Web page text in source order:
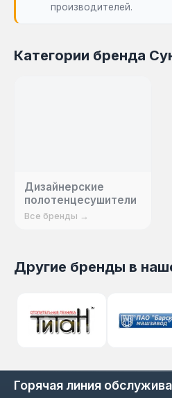
производителей.
Категории бренда
Дизайнерские
полотенцесушители
Все бренды →
Другие бренды в
Горячая линия